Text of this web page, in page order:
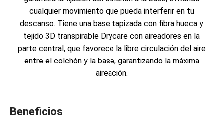
cualquier movimiento que pueda interferir en tu
descanso. Tiene una base tapizada con fibra hueca y
tejido 3D transpirable Drycare con aireadores en la
parte central, que favorece la libre circulación del aire
entre el colchón y la base, garantizando la máxima
aireación.
Beneficios